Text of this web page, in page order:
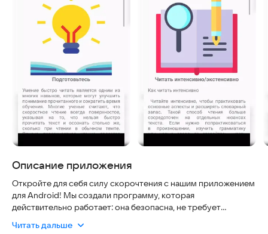
Описание приложения
Откройте для себя силу скорочтения с нашим приложением
для Android! Мы создали программу, которая
действительно работает: она безопасна, не требует
можете легко адаптировать процесс чтения под свои цели,
Читать дальше